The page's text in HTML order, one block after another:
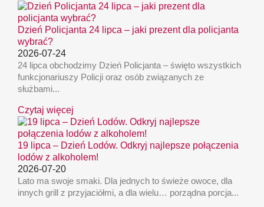
Dzień Policjanta 24 lipca – jaki prezent dla policjanta
wybrać?
2026-07-24
24 lipca obchodzimy Dzień Policjanta – święto wszystkich
funkcjonariuszy Policji oraz osób związanych ze
służbami...
Czytaj więcej
19 lipca – Dzień Lodów. Odkryj najlepsze połączenia
lodów z alkoholem!
2026-07-20
Lato ma swoje smaki. Dla jednych to świeże owoce, dla
innych grill z przyjaciółmi, a dla wielu… porządna porcja...